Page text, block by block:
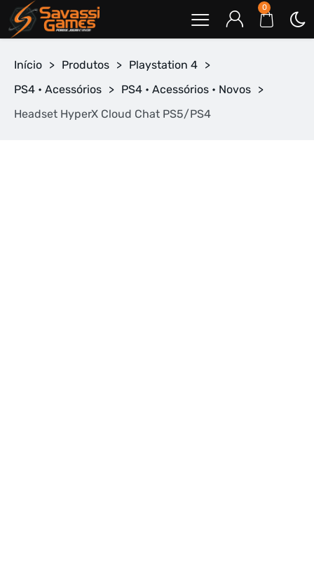
0
Início > Produtos > Playstation 4 >
PS4 • Acessórios > PS4 • Acessórios • Novos >
Headset HyperX Cloud Chat PS5/PS4